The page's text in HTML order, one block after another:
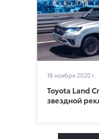
18 ноября 2020 г.
Toyota Land
звездной